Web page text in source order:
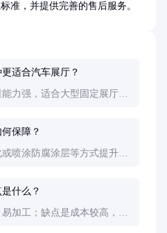
准，并提供完善的售后服务。
适合汽车展厅？
力强，适合大型固定展厅；
保障？
喷涂防腐涂层等方式提升耐
什么？
加工；缺点是成本较高，承